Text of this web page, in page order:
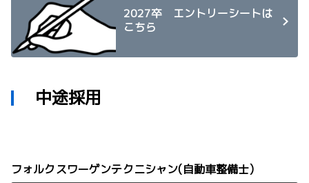
2027卒 エントリーシートは
こちら
中途採用
フォルクスワーゲンテクニシャン(自動車整備士)